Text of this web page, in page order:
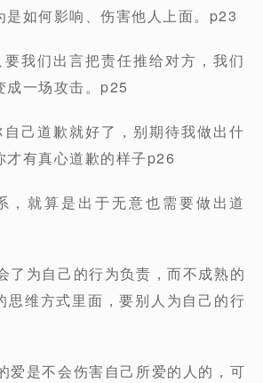
是如何影响、伤害他人上面。p23
我们出言把责任推给对方，我们
成一场攻击。p25
己道歉就好了，别期待我做出什
才有真心道歉的样子p26
，就算是出于无意也需要做出道
了为自己的行为负责，而不成熟的
思维方式里面，要别人为自己的行
爱是不会伤害自己所爱的人的，可